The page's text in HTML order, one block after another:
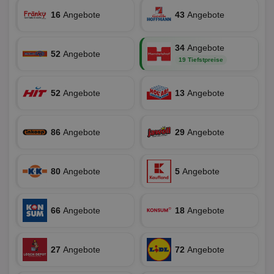
16 Angebote 43 Angebote
52 Angebote
34 Angebote
19 Tiefstpreise
52 Angebote 13 Angebote
86 Angebote 29 Angebote
80 Angebote 5 Angebote
66 Angebote 18 Angebote
27 Angebote 72 Angebote
CookieScriptConsent
CookieScript
www.aktionspreis.de
Provider/
/Domäne